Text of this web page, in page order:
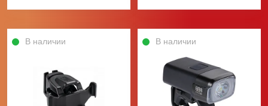
В наличии В наличии